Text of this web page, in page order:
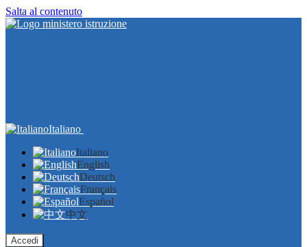
Salta al contenuto
Italiano
Italiano
English
Deutsch
Français
Español
中文
Accedi